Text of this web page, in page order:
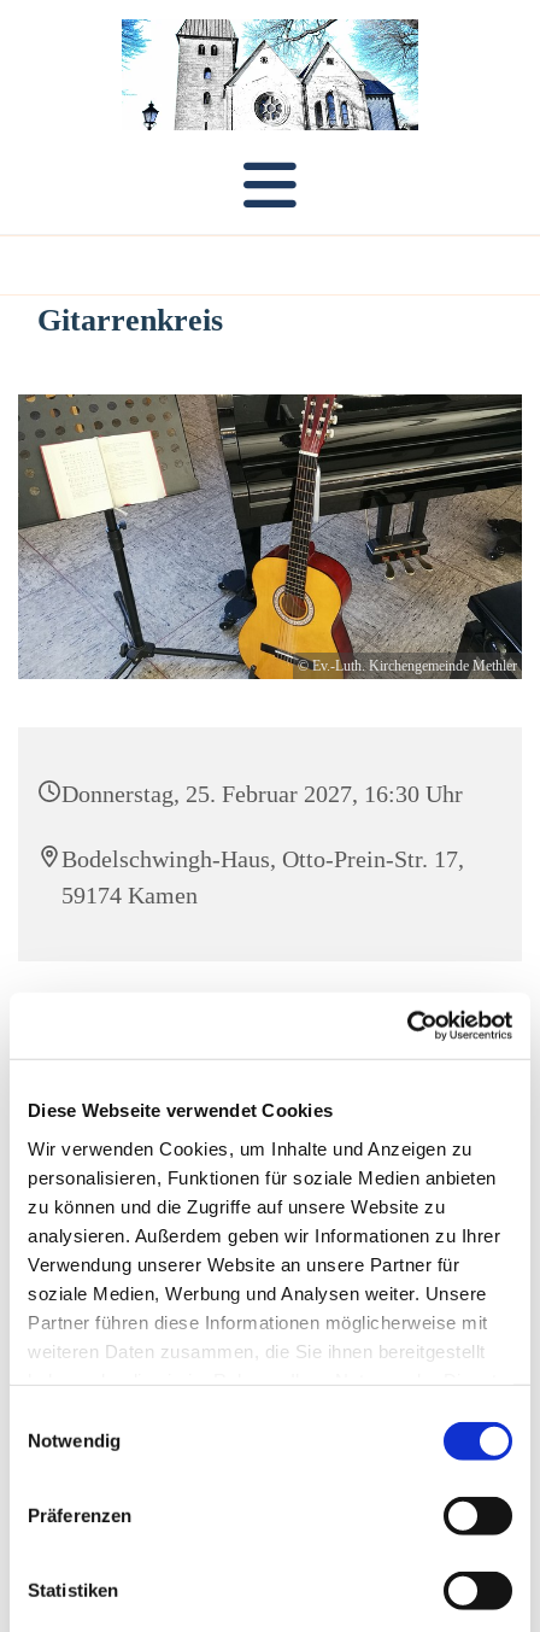
Diese Webseite verwendet Cookies
Wir verwenden Cookies, um Inhalte und Anzeigen zu
personalisieren, Funktionen für soziale Medien anbieten
zu können und die Zugriffe auf unsere Website zu
analysieren. Außerdem geben wir Informationen zu Ihrer
Verwendung unserer Website an unsere Partner für
soziale Medien, Werbung und Analysen weiter. Unsere
Partner führen diese Informationen möglicherweise mit
weiteren Daten zusammen, die Sie ihnen bereitgestellt
Notwendig
Präferenzen
Statistiken
Gitarrenkreis
© Ev.-Luth. Kirchengemeinde Methler
Donnerstag, 25. Februar 2027, 16:30 Uhr
Bodelschwingh-Haus, Otto-Prein-Str. 17,
59174 Kamen
Dies könnte Sie auch interessieren